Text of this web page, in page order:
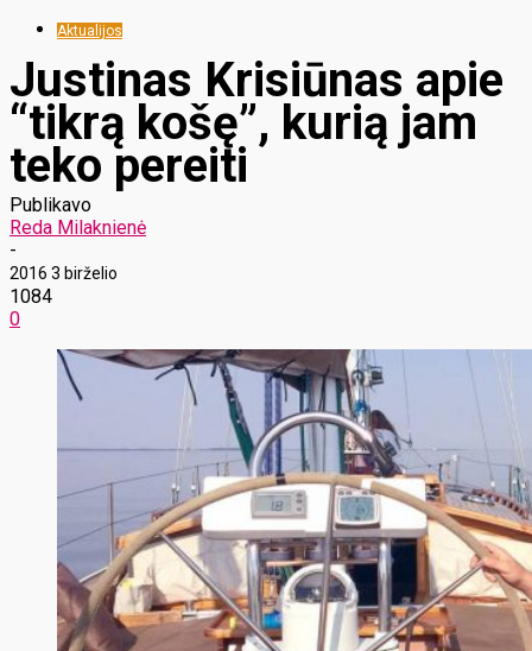
Aktualijos
Justinas Krisiūnas apie
“tikrą košę”, kurią jam
teko pereiti
Publikavo
Reda Milaknienė
-
2016 3 birželio
1084
0